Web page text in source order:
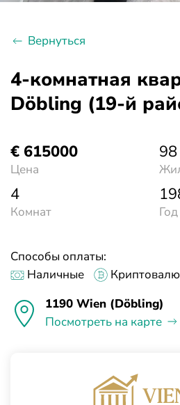
Вернуться
4-комнатная
Döbling (19-й
€ 615000
Цена
98
4
Комнат
Способы оплаты:
Наличные
1190 Wien (Döbling)
Посмотреть на карте